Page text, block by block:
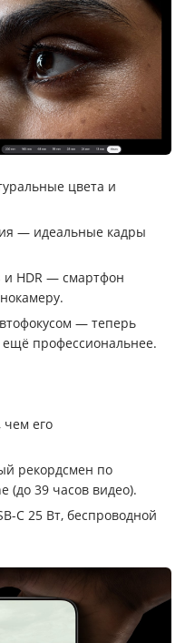
цвета и
— идеальные кадры
и HDR — смартфон
— теперь
профессиональнее.
чем его
рекордсмен по
(до 39 часов видео).
C 25 Вт, беспроводной